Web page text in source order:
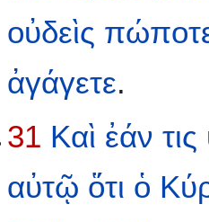
οὐδεὶς
ἀγάγετε.
31 Καὶ ἐάν τις
αὐτῷ ὅτι ὁ